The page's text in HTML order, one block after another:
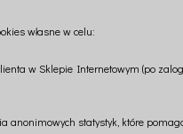
własne w celu:
w Sklepie Internetowym (po
statystyk, które